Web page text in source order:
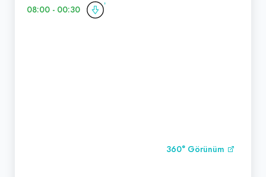
08:00 - 00:30
360° Görünüm